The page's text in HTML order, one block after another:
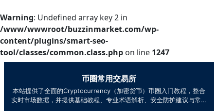
Warning: Undefined array key 2 in
/www/wwwroot/buzzinmarket.com/wp-
content/plugins/smart-seo-
tool/classes/common.class.php on line 1247